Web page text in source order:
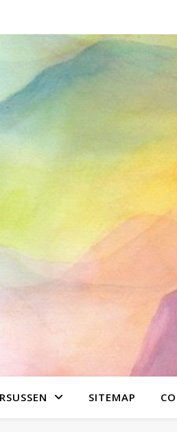
SITEMAP